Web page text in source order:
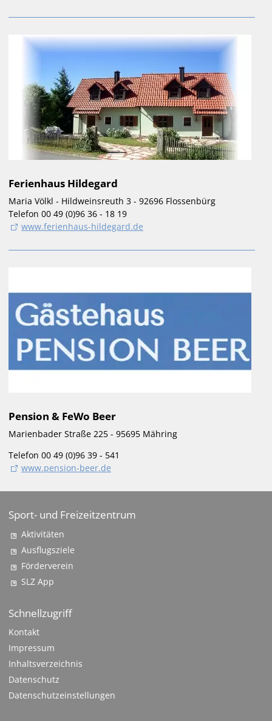
Ferienhaus Hildegard
Maria Völkl - Hildweinsreuth 3 - 92696 Flossenbürg
Telefon 00 49 (0)96 36 - 18 19
www.ferienhaus-hildegard.de
Pension & FeWo Beer
Marienbader Straße 225 - 95695 Mähring
Telefon 00 49 (0)96 39 - 541
www.pension-beer.de
Sport- und Freizeitzentrum
Aktivitäten
Ausflugsziele
Förderverein
SLZ App
Schnellzugriff
Kontakt
Impressum
Inhaltsverzeichnis
Datenschutz
Datenschutzeinstellungen